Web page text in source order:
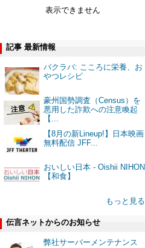
表示できません
記事 最新情報
バクラバ: こころに栄養、お
やつレシピ
豪州国勢調査（Census）を
悪用した詐欺への注意喚起
【...
【8月の新Lineup!】日本映画
無料配信 JFF...
おいしい日本 - Oishii NIHON
【和食】
もっと見る
伝言ネットからのお知らせ
弊社サーバーメンテナンス